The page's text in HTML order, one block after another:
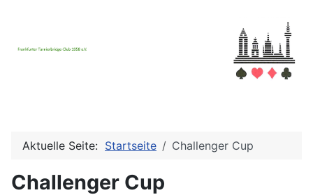
Aktuelle Seite: Startseite Challenger Cup
Challenger Cup